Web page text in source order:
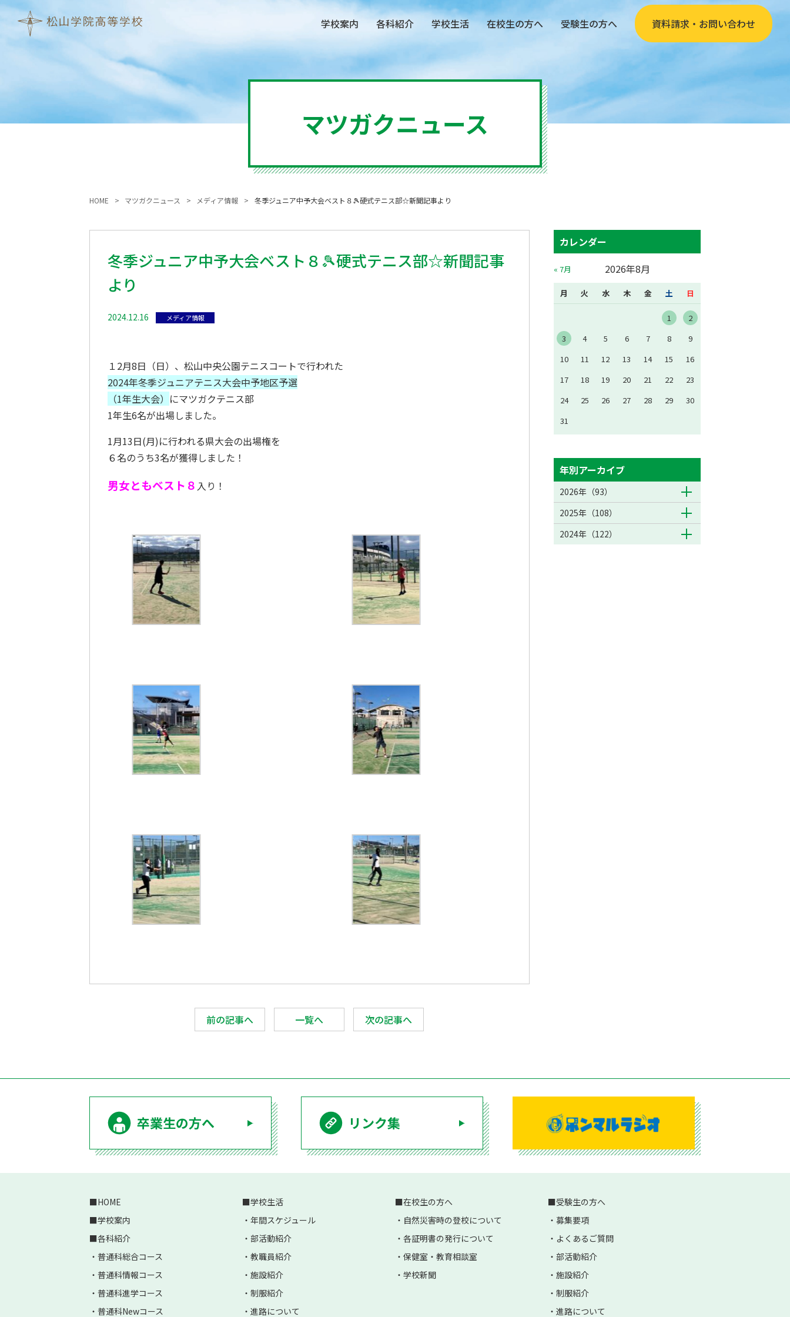
学校案内 各科紹介 学校生活 在校生の方へ 受験生の方へ 資料請求・お問い合わせ
マツガクニュース
HOME マツガクニュース メディア情報 冬季ジュニア中予大会ベスト８🎾硬式テニス部☆新聞記事より
冬季ジュニア中予大会ベスト８🎾硬式テニス部☆新聞記事
より
2024.12.16 メディア情報
１2月8日（日）、松山中央公園テニスコートで行われた
2024年冬季ジュニアテニス大会中予地区予選
（1年生大会） にマツガクテニス部
1年生6名が出場しました。
1月13日(月)に行われる県大会の出場権を
６名のうち3名が獲得しました！
男女ともベスト８ 入り！
前の記事へ 一覧へ 次の記事へ
カレンダー
2026年8月
月 火 水 木 金 土 日
1
2
3
4 5 6 7 8
9
10
11 12 13 14 15
16
17
18 19 20 21 22
23
24
25 26 27 28 29
30
31
« 7月
年別アーカイブ
2026年（93）
2025年（108）
2024年（122）
卒業生の方へ リンク集
HOME
学校案内
各科紹介
普通科総合コース
普通科情報コース
普通科進学コース
普通科Newコース
学校生活
年間スケジュール
部活動紹介
教職員紹介
施設紹介
制服紹介
進路について
在校生の方へ
自然災害時の登校について
各証明書の発行について
保健室・教育相談室
学校新聞
受験生の方へ
募集要項
よくあるご質問
部活動紹介
施設紹介
制服紹介
進路について